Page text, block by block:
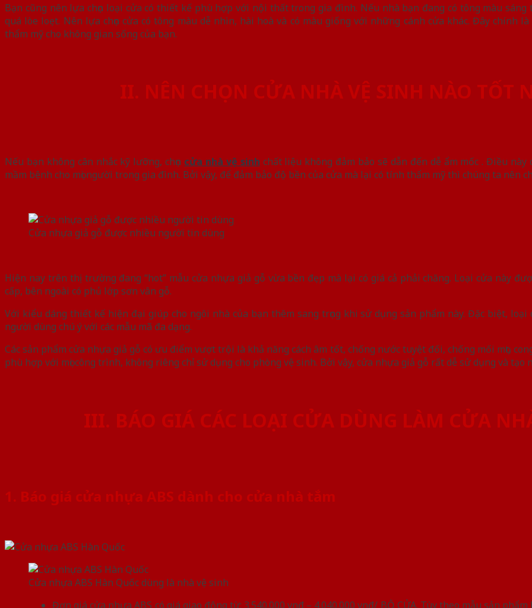
Bạn cũng nên lựa chọn loại cửa có thiết kế phù hợp với nội thất trong gia đình. Nếu nhà bạn đang có tông màu sáng
quá lòe loẹt. Nên lựa chọn cửa có tông màu dễ nhìn, hài hoà và có màu giống với những cánh cửa khác. Đây chính
thẩm mỹ cho không gian sống của bạn.
II. NÊN CHỌN CỬA NHÀ VỆ SINH NÀO TỐT
Nếu bạn không cân nhắc kỹ lưỡng, chọn cửa nhà vệ sinh chất liệu không đảm bảo sẽ dẫn đến dễ ẩm mốc . Điều
mầm bệnh cho mọi người trong gia đình. Bởi vậy, để đảm bảo độ bền của cửa mà lại có tính thẩm mỹ thì chúng ta nên
Cửa nhựa giả gỗ được nhiều người tin dùng
Hiện nay trên thị trường đang “hot” mẫu cửa nhựa giả gỗ vừa bền đẹp mà lại có giá cả phải chăng. Loại cửa này
cấp, bên ngoài có phủ lớp sơn vân gỗ.
Với kiểu dáng thiết kế hiện đại giúp cho ngôi nhà của bạn thêm sang trọng khi sử dụng sản phẩm này. Đặc biệt,
người dùng chú ý với các mẫu mã đa dạng.
Các sản phẩm cửa nhựa giả gỗ có ưu điểm vượt trội là khả năng cách âm tốt, chống nước tuyệt đối, chống mối mọt,
phù hợp với mọi công trình, không riêng chỉ sử dụng cho phòng vệ sinh. Bởi vậy, cửa nhựa giả gỗ rất dễ sử dụng và tạo
III. BÁO GIÁ CÁC LOẠI CỬA DÙNG LÀM CỬA
1. Báo giá cửa nhựa ABS dành cho cửa nhà tắm
Cửa nhựa ABS Hàn Quốc dùng là nhà vệ sinh
Đơn giá cửa nhựa ABS có giá giao động từ: 3.540.000 vnđ – 4.040.000 vnđ/ BỘ CỬA. Tùy theo mẫu sản phẩm